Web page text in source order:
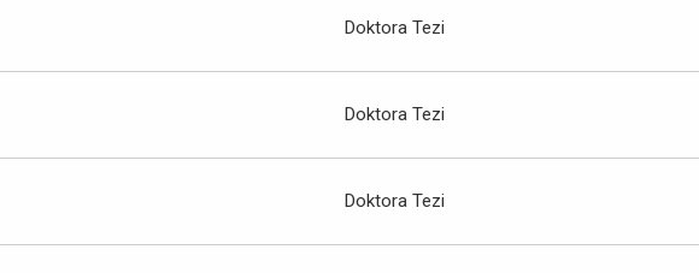
Doktora Tezi
Doktora Tezi
Doktora Tezi